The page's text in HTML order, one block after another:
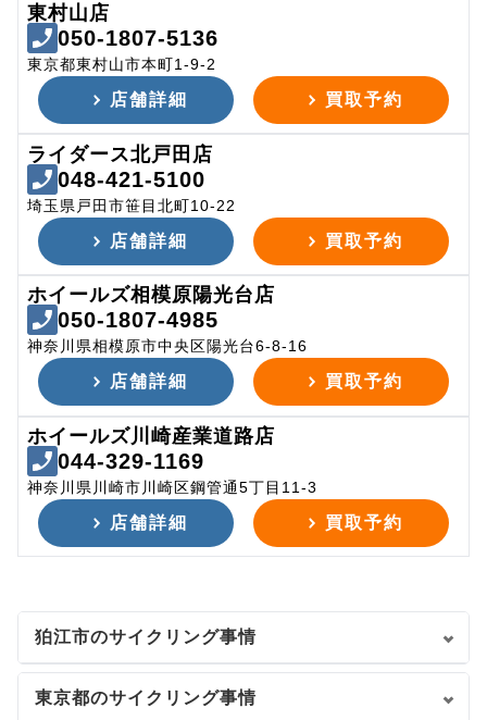
東村山店
050-1807-5136
東京都東村山市本町1-9-2
店舗詳細 買取予約
ライダース北戸田店
048-421-5100
埼玉県戸田市笹目北町10-22
店舗詳細 買取予約
ホイールズ相模原陽光台店
050-1807-4985
神奈川県相模原市中央区陽光台6-8-16
店舗詳細 買取予約
ホイールズ川崎産業道路店
044-329-1169
神奈川県川崎市川崎区鋼管通5丁目11-3
店舗詳細 買取予約
狛江市のサイクリング事情
東京都のサイクリング事情